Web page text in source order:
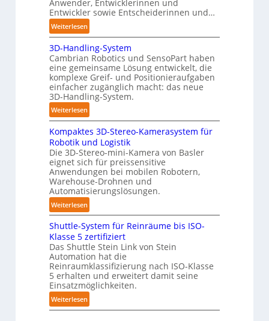
r
C
o
b
o
t
s
t
ä
n
d
i
g
e
P
o
l
y
m
e
r
l
a
g
e
ü
r
T
a
u
c
h
Anwender, Entwicklerinnen und
Entwickler sowie Entscheiderinnen und…
Weiterlesen:
A
u
t
o
m
a
t
i
s
i
e
r
u
n
g
s
r
e
f
f
2
0
2
6
3D-Handling-System
Cambrian Robotics und SensoPart haben
eine gemeinsame Lösung entwickelt, die
komplexe Greif- und Positionieraufgaben
einfacher zugänglich macht: das neue
3D-Handling-System.
Weiterlesen:
3
D
-
H
a
n
d
l
i
n
g
-
S
y
s
t
e
Kompaktes 3D-Stereo-Kamerasystem für
Robotik und Logistik
Die 3D-Stereo-mini-Kamera von Basler
eignet sich für preissensitive
Anwendungen bei mobilen Robotern,
Warehouse-Drohnen und
Automatisierungslösungen.
Weiterlesen:
K
o
m
p
a
k
t
e
s
Shuttle-System für Reinräume bis ISO-
Klasse 5 zertifiziert
Das Shuttle Stein Link von Stein
Automation hat die
Reinraumklassifizierung nach ISO-Klasse
5 erhalten und erweitert damit seine
Einsatzmöglichkeiten.
Weiterlesen:
S